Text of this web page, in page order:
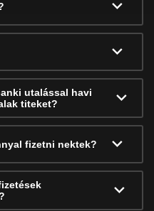
utalással havi
titeket?
fizetni nektek?